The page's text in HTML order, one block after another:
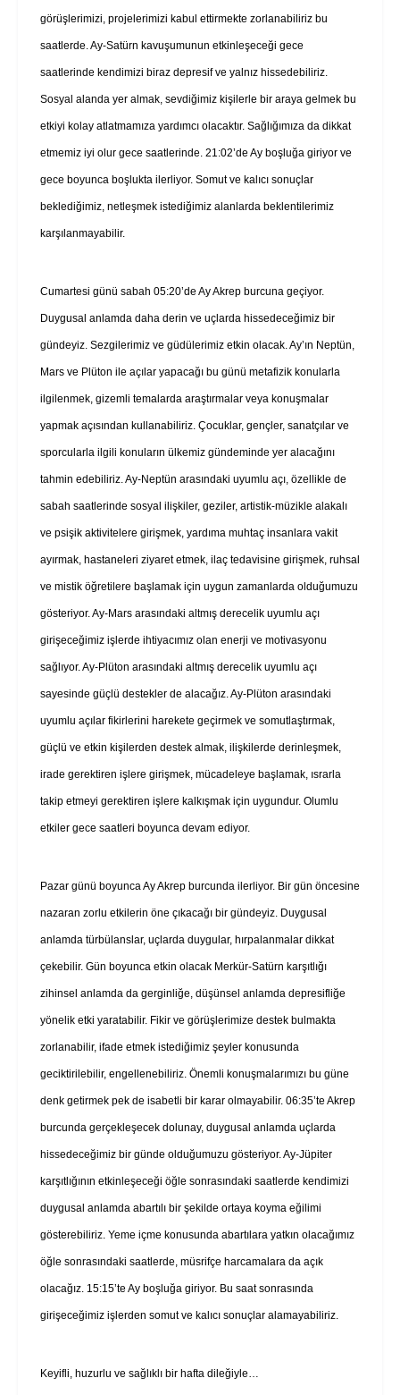
görüşlerimizi, projelerimizi kabul ettirmekte zorlanabiliriz bu
saatlerde. Ay-Satürn kavuşumunun etkinleşeceği gece
saatlerinde kendimizi biraz depresif ve yalnız hissedebiliriz.
Sosyal alanda yer almak, sevdiğimiz kişilerle bir araya gelmek bu
etkiyi kolay atlatmamıza yardımcı olacaktır. Sağlığımıza da dikkat
etmemiz iyi olur gece saatlerinde. 21:02’de Ay boşluğa giriyor ve
gece boyunca boşlukta ilerliyor. Somut ve kalıcı sonuçlar
beklediğimiz, netleşmek istediğimiz alanlarda beklentilerimiz
karşılanmayabilir.
Cumartesi günü sabah 05:20’de Ay Akrep burcuna geçiyor.
Duygusal anlamda daha derin ve uçlarda hissedeceğimiz bir
gündeyiz. Sezgilerimiz ve güdülerimiz etkin olacak. Ay’ın Neptün,
Mars ve Plüton ile açılar yapacağı bu günü metafizik konularla
ilgilenmek, gizemli temalarda araştırmalar veya konuşmalar
yapmak açısından kullanabiliriz. Çocuklar, gençler, sanatçılar ve
sporcularla ilgili konuların ülkemiz gündeminde yer alacağını
tahmin edebiliriz. Ay-Neptün arasındaki uyumlu açı, özellikle de
sabah saatlerinde sosyal ilişkiler, geziler, artistik-müzikle alakalı
ve psişik aktivitelere girişmek, yardıma muhtaç insanlara vakit
ayırmak, hastaneleri ziyaret etmek, ilaç tedavisine girişmek, ruhsal
ve mistik öğretilere başlamak için uygun zamanlarda olduğumuzu
gösteriyor. Ay-Mars arasındaki altmış derecelik uyumlu açı
girişeceğimiz işlerde ihtiyacımız olan enerji ve motivasyonu
sağlıyor. Ay-Plüton arasındaki altmış derecelik uyumlu açı
sayesinde güçlü destekler de alacağız. Ay-Plüton arasındaki
uyumlu açılar fikirlerini harekete geçirmek ve somutlaştırmak,
güçlü ve etkin kişilerden destek almak, ilişkilerde derinleşmek,
irade gerektiren işlere girişmek, mücadeleye başlamak, ısrarla
takip etmeyi gerektiren işlere kalkışmak için uygundur. Olumlu
etkiler gece saatleri boyunca devam ediyor.
Pazar günü boyunca Ay Akrep burcunda ilerliyor. Bir gün öncesine
nazaran zorlu etkilerin öne çıkacağı bir gündeyiz. Duygusal
anlamda türbülanslar, uçlarda duygular, hırpalanmalar dikkat
çekebilir. Gün boyunca etkin olacak Merkür-Satürn karşıtlığı
zihinsel anlamda da gerginliğe, düşünsel anlamda depresifliğe
yönelik etki yaratabilir. Fikir ve görüşlerimize destek bulmakta
zorlanabilir, ifade etmek istediğimiz şeyler konusunda
geciktirilebilir, engellenebiliriz. Önemli konuşmalarımızı bu güne
denk getirmek pek de isabetli bir karar olmayabilir. 06:35’te Akrep
burcunda gerçekleşecek dolunay, duygusal anlamda uçlarda
hissedeceğimiz bir günde olduğumuzu gösteriyor. Ay-Jüpiter
karşıtlığının etkinleşeceği öğle sonrasındaki saatlerde kendimizi
duygusal anlamda abartılı bir şekilde ortaya koyma eğilimi
gösterebiliriz. Yeme içme konusunda abartılara yatkın olacağımız
öğle sonrasındaki saatlerde, müsrifçe harcamalara da açık
olacağız. 15:15’te Ay boşluğa giriyor. Bu saat sonrasında
girişeceğimiz işlerden somut ve kalıcı sonuçlar alamayabiliriz.
Keyifli, huzurlu ve sağlıklı bir hafta dileğiyle…